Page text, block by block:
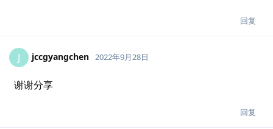
回复
J jccgyangchen 2022年9月28日
谢谢分享
回复